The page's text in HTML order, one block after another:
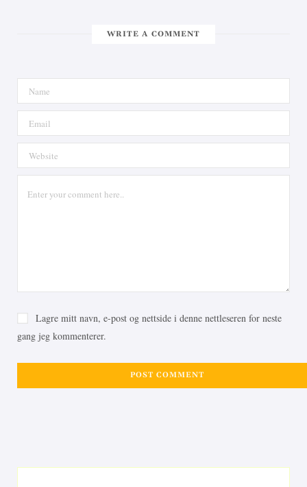
WRITE A COMMENT
Lagre mitt navn, e-post og nettside i denne nettleseren for neste
gang jeg kommenterer.